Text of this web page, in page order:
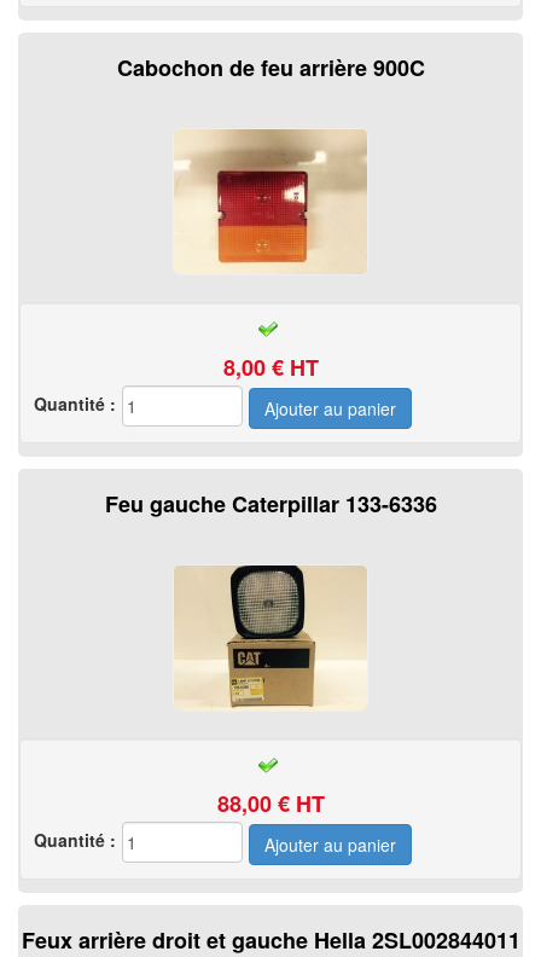
Cabochon de feu arrière 900C
8,00€ HT
Quantité :
Feu gauche Caterpillar 133-6336
88,00€ HT
Quantité :
Feux arrière droit et gauche Hella 2SL002844011